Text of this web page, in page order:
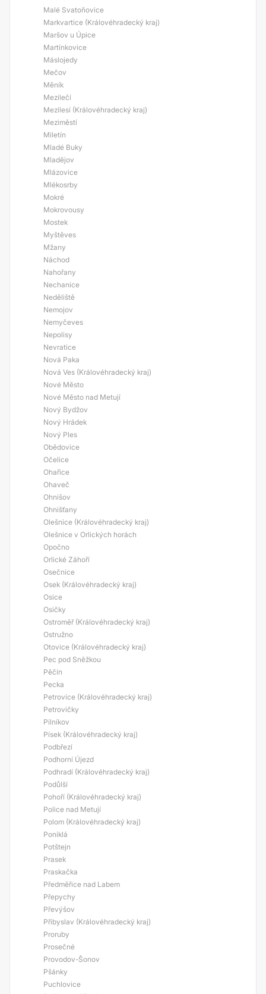
Malé Svatoňovice
Markvartice (Královéhradecký kraj)
Maršov u Úpice
Martínkovice
Máslojedy
Mečov
Měník
Mezilečí
Mezilesí (Královéhradecký kraj)
Meziměstí
Miletín
Mladé Buky
Mladějov
Mlázovice
Mlékosrby
Mokré
Mokrovousy
Mostek
Myštěves
Mžany
Náchod
Nahořany
Nechanice
Neděliště
Nemojov
Nemyčeves
Nepolisy
Nevratice
Nová Paka
Nová Ves (Královéhradecký kraj)
Nové Město
Nové Město nad Metují
Nový Bydžov
Nový Hrádek
Nový Ples
Obědovice
Očelice
Ohařice
Ohaveč
Ohnišov
Ohnišťany
Olešnice (Královéhradecký kraj)
Olešnice v Orlických horách
Opočno
Orlické Záhoří
Osečnice
Osek (Královéhradecký kraj)
Osice
Osičky
Ostroměř (Královéhradecký kraj)
Ostružno
Otovice (Královéhradecký kraj)
Pec pod Sněžkou
Pěčín
Pecka
Petrovice (Královéhradecký kraj)
Petrovičky
Pilníkov
Písek (Královéhradecký kraj)
Podbřezí
Podhorní Újezd
Podhradí (Královéhradecký kraj)
Podůlší
Pohoří (Královéhradecký kraj)
Police nad Metují
Polom (Královéhradecký kraj)
Poniklá
Potštejn
Prasek
Praskačka
Předměřice nad Labem
Přepychy
Převýšov
Přibyslav (Královéhradecký kraj)
Proruby
Prosečné
Provodov-Šonov
Pšánky
Puchlovice